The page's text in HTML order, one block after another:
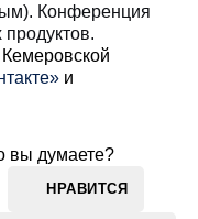
Конференция
и
вы думаете?
НРАВИТСЯ